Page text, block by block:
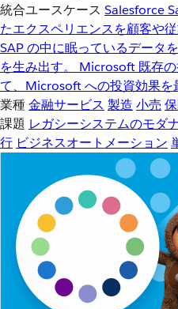
統合ユースケース Salesforce
たエクスペリエンスを顧客や
SAP の中に眠っているデータ
を生み出す。
Microsoft 既存
て、Microsoft への投資効果を
業種金融サービス 製造 小売
課題 レガシーシステムのモダ
行 ビジネスオートメーション